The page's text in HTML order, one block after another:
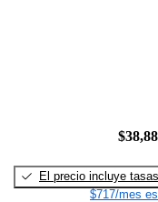
El precio incluye tasas
$717/mes